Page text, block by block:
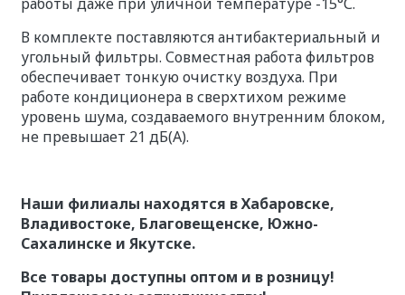
В комплекте поставляются антибактериальный и
угольный фильтры. Совместная работа фильтров
обеспечивает тонкую очистку воздуха. При
работе кондиционера в сверхтихом режиме
уровень шума, создаваемого внутренним блоком,
не превышает 21 дБ(А).
Наши филиалы находятся в Хабаровске,
Владивостоке, Благовещенске, Южно-
Сахалинске и Якутске.
Все товары доступны оптом и в розницу!